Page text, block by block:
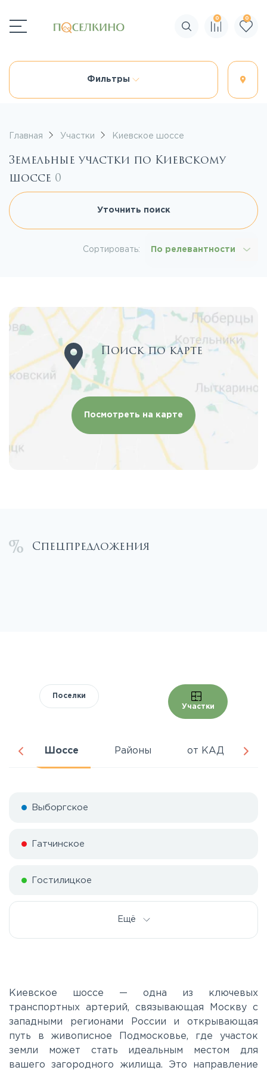
Поиск по сайту
0 0
Фильтры
Главная Участки Киевское шоссе
Земельные участки по Киевскому
шоссе 0
Уточнить поиск
Сортировать: По релевантности
Поиск по карте
Посмотреть на карте
Спецпредложения
Поселки
Участки
Шоссе Районы от КАД
Выборгское
Гатчинское
Гостилицкое
Киевское
Ленинградское
Московское
Ещё
Киевское шоссе — одна из ключевых
транспортных артерий, связывающая Москву с
западными регионами России и открывающая
путь в живописное Подмосковье, где участок
земли может стать идеальным местом для
вашего загородного жилища. Это направление